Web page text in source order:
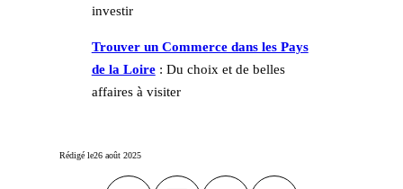
investir
Trouver un Commerce dans les Pays
de la Loire : Du choix et de belles
affaires à visiter
Rédigé le26 août 2025